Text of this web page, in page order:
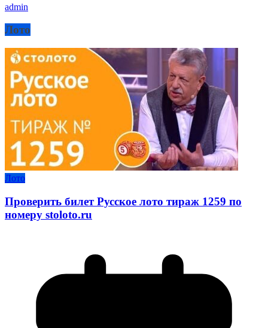
admin
Лото
Лото
Проверить билет Русское лото тираж 1259 по
номеру stoloto.ru